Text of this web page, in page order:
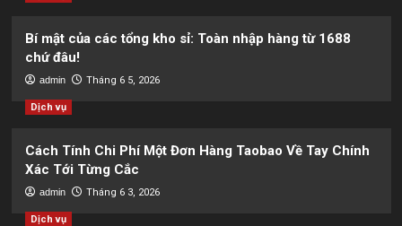
Bí mật của các tổng kho sỉ: Toàn nhập hàng từ 1688
chứ đâu!
admin Tháng 6 5, 2026
Dịch vụ
Cách Tính Chi Phí Một Đơn Hàng Taobao Về Tay Chính
Xác Tới Từng Cắc
admin Tháng 6 3, 2026
Dịch vụ